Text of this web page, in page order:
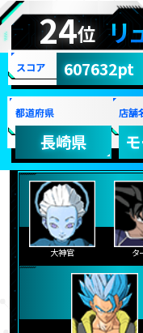
24位 リ
スコア 607632pt
都道府県
長崎県
店舗
大神官 タ